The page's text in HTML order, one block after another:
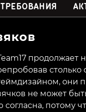
To
50%
Space
109₽
продолжает
они
не может
потому